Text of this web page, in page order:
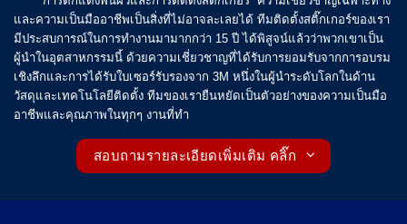
และความเป็นมืออาชีพเป็นสิ่งที่ไม่อาจละเลยได้ ทีมติดตั้งสติ๊กเกอร์ของเรา
มีประสบการณ์ในการทำงานมามากกว่า 15 ปี ได้พิสูจน์แล้วว่าพวกเขาเป็น
ผู้นำในอุตสาหกรรมนี้ ด้วยความเชี่ยวชาญที่ได้รับการยอมรับจากการอบรม
เชิงลึกและการได้รับใบเซอร์รับรองจาก 3M หนึ่งในผู้นำระดับโลกในด้าน
วัสดุและเทคโนโลยีติดตั้ง ทีมของเรายืนหยัดเป็นตัวอย่างของความเป็นมือ
อาชีพและคุณภาพในทุกๆ งานที่ทำ
สอบถามรายละเอียดเพิ่มเติม คลิ๊ก